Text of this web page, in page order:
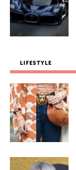
LIFESTYLE